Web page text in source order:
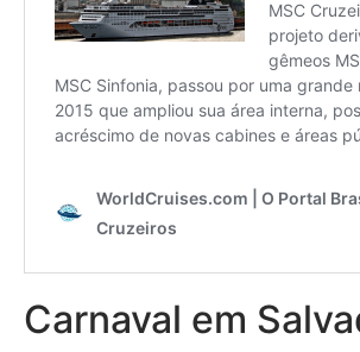
Carnaval em